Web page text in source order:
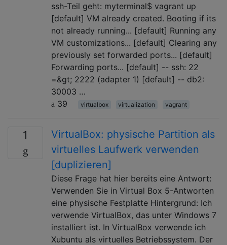
ssh-Teil geht: myterminal$ vagrant up
[default] VM already created. Booting if its
not already running... [default] Running any
VM customizations... [default] Clearing any
previously set forwarded ports... [default]
Forwarding ports... [default] -- ssh: 22
=&gt; 2222 (adapter 1) [default] -- db2:
30003 …
39
virtualbox virtualization vagrant
1
VirtualBox: physische Partition als
virtuelles Laufwerk verwenden
[duplizieren]
Diese Frage hat hier bereits eine Antwort:
Verwenden Sie in Virtual Box 5-Antworten
eine physische Festplatte Hintergrund: Ich
verwende VirtualBox, das unter Windows 7
installiert ist. In VirtualBox verwende ich
Xubuntu als virtuelles Betriebssystem. Der